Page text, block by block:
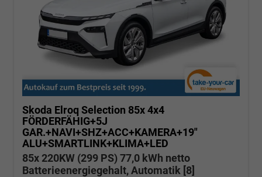
Skoda Elroq Selection 85x 4x4
FÖRDERFÄHIG+5J
GAR.+NAVI+SHZ+ACC+KAMERA+19"
ALU+SMARTLINK+KLIMA+LED
85x 220KW (299 PS) 77,0 kWh netto
Batterieenergiegehalt, Automatik [8]